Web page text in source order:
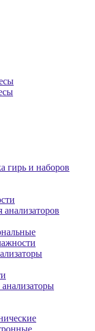
гирь и наборов
анализаторов